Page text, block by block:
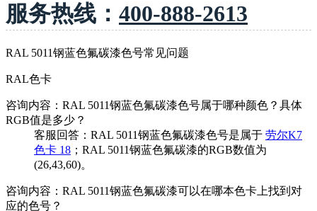
服务热线： 400-888-2613
RAL 5011钢蓝色氟碳漆色号常见问题
RAL色卡
咨询内容：RAL 5011钢蓝色氟碳漆色号属于哪种颜色？具体
RGB值是多少？
客服回答：RAL 5011钢蓝色氟碳漆色号是属于 劳尔K7
色卡 18 ；RAL 5011钢蓝色氟碳漆的RGB数值为
(26,43,60)。
咨询内容：RAL 5011钢蓝色氟碳漆可以在哪本色卡上找到对
应的色号？